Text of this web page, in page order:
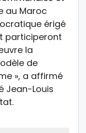
au Maroc
érigé
participeront
la
de
», a affirmé
Jean-Louis